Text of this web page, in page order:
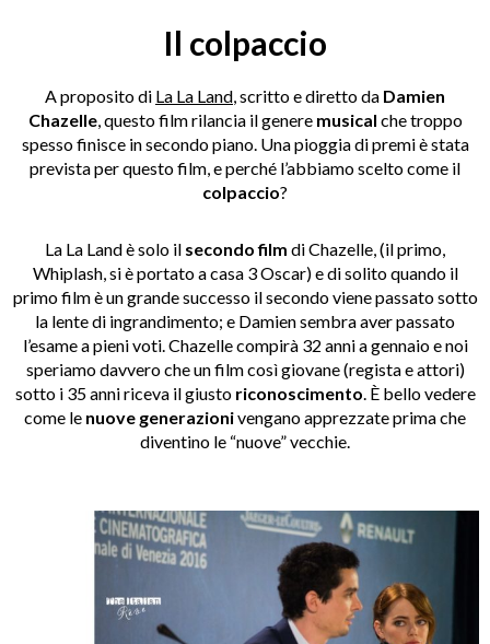
Il colpaccio
A proposito di La La Land, scritto e diretto da Damien
Chazelle, questo film rilancia il genere musical che troppo
spesso finisce in secondo piano. Una pioggia di premi è stata
prevista per questo film, e perché l’abbiamo scelto come il
colpaccio?
La La Land è solo il secondo film di Chazelle, (il primo,
Whiplash, si è portato a casa 3 Oscar) e di solito quando il
primo film è un grande successo il secondo viene passato sotto
la lente di ingrandimento; e Damien sembra aver passato
l’esame a pieni voti. Chazelle compirà 32 anni a gennaio e noi
speriamo davvero che un film così giovane (regista e attori)
sotto i 35 anni riceva il giusto riconoscimento. È bello vedere
come le nuove generazionivengano apprezzate prima che
diventino le “nuove” vecchie.